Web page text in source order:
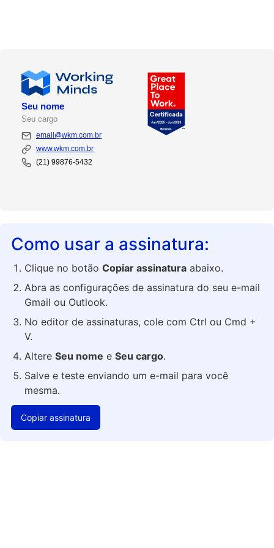
Seu nome
Seu cargo
email@wkm.com.br
www.wkm.com.br
(21) 99876-5432
Como usar a assinatura:
Clique no botão Copiar assinatura abaixo.
Abra as configurações de assinatura do seu e-mail
Gmail ou Outlook.
No editor de assinaturas, cole com Ctrl ou Cmd +
V.
Altere Seu nome e Seu cargo.
Salve e teste enviando um e-mail para você
mesma.
Copiar assinatura